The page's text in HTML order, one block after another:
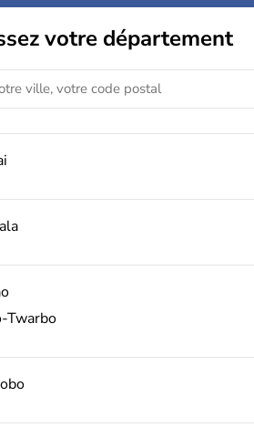
votre département
Twarbo